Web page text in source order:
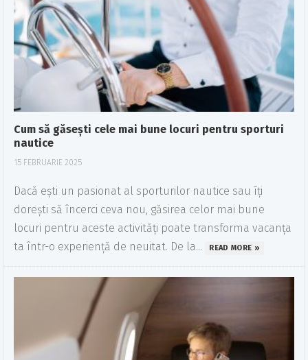
Cum să găsești cele mai bune locuri pentru sporturi
nautice
15 FEBRUARIE 2025
Dacă ești un pasionat al sporturilor nautice sau îți
dorești să încerci ceva nou, găsirea celor mai bune
locuri pentru aceste activități poate transforma vacanța
ta într-o experiență de neuitat. De la...
READ MORE »